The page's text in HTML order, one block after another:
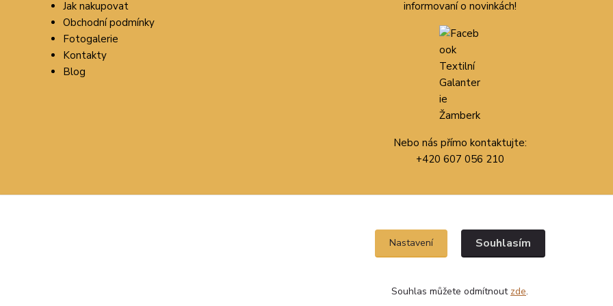
Jak nakupovat
Obchodní podmínky
Fotogalerie
Kontakty
Blog
informovaní o novinkách!
Nebo nás přímo kontaktujte:
+420 607 056 210
Nastavení Souhlasím
Souhlas můžete odmítnout zde.